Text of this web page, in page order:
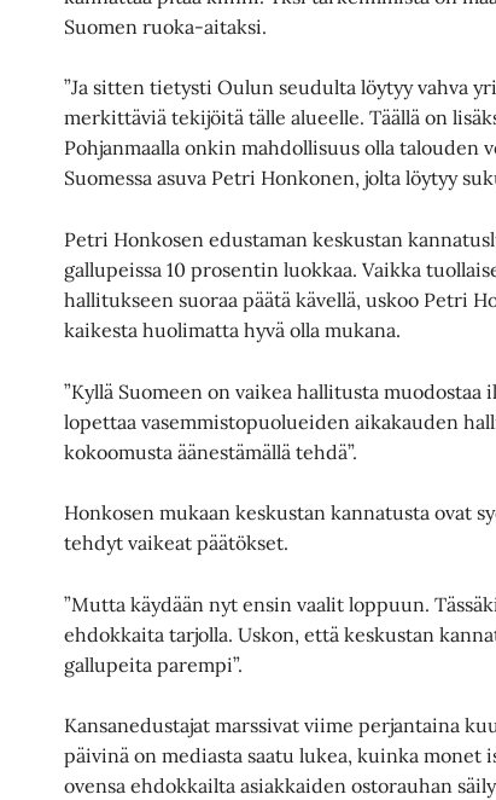
Suomen ruoka-aitaksi.
”Ja sitten tietysti Oulun seudulta löytyy vahva
merkittäviä tekijöitä tälle alueelle. Täällä on
Pohjanmaalla onkin mahdollisuus olla talouden
Suomessa asuva Petri Honkonen, jolta löytyy
Petri Honkosen edustaman keskustan
gallupeissa 10 prosentin luokkaa. Vaikka
hallitukseen suoraa päätä kävellä, uskoo Petri
kaikesta huolimatta hyvä olla mukana.
”Kyllä Suomeen on vaikea hallitusta muodostaa
lopettaa vasemmistopuolueiden aikakauden
kokoomusta äänestämällä tehdä”.
Honkosen mukaan keskustan kannatusta ovat
tehdyt vaikeat päätökset.
”Mutta käydään nyt ensin vaalit loppuun.
ehdokkaita tarjolla. Uskon, että keskustan
gallupeita parempi”.
Kansanedustajat marssivat viime perjantaina
päivinä on mediasta saatu lukea, kuinka monet
ovensa ehdokkailta asiakkaiden ostorauhan